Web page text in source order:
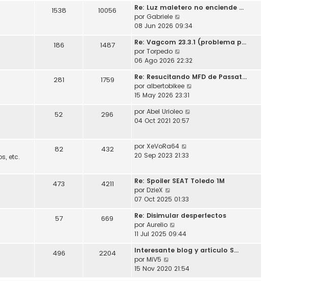
j
m
m
e
s
j
e
ú
t
m
m
n
s
j
e
1538 10056
Re: Luz maletero no enciende …
por Gabriele
e
ú
t
m
o
m
n
j
e
08 Jun 2026 09:34
186 1487
Re: Vagcom 23.3.1 (problema p…
por Torpedo
e
ú
l
t
m
o
e
n
j
06 Ago 2026 22:32
281 1759
Re: Resucitando MFD de Passat…
por albertobikee
e
j
15 May 2026 23:31
52 296 por Abel Urioleo
o
s
e
04 Oct 2021 20:57
etc.
82 432 por XeVoRa64
e
l
i
o
s
a
20 Sep 2023 21:33
473 4211
Re: Spoiler SEAT Toledo 1M
por DzieX
e
ú
l
t
m
m
07 Oct 2025 01:33
57 669
Re: Disimular desperfectos
por Aurelio
e
ú
t
11 Jul 2025 09:44
496 2204
Interesante blog y artículo S…
por MiV5
e
15 Nov 2020 21:54